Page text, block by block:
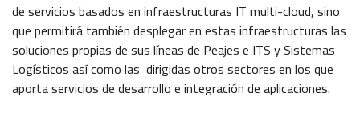
de servicios basados en infraestructuras IT multi-cloud, sino
que permitirá también desplegar en estas infraestructuras las
soluciones propias de sus líneas de Peajes e ITS y Sistemas
Logísticos así como las dirigidas otros sectores en los que
aporta servicios de desarrollo e integración de aplicaciones.